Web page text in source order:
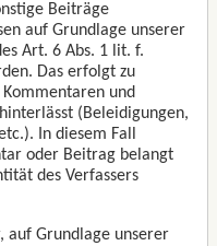
Beiträge
auf Grundlage unserer
Art. 6 Abs. 1 lit. f.
Das erfolgt zu
und
(Beleidigungen,
In diesem Fall
oder Beitrag belangt
des Verfassers
auf Grundlage unserer